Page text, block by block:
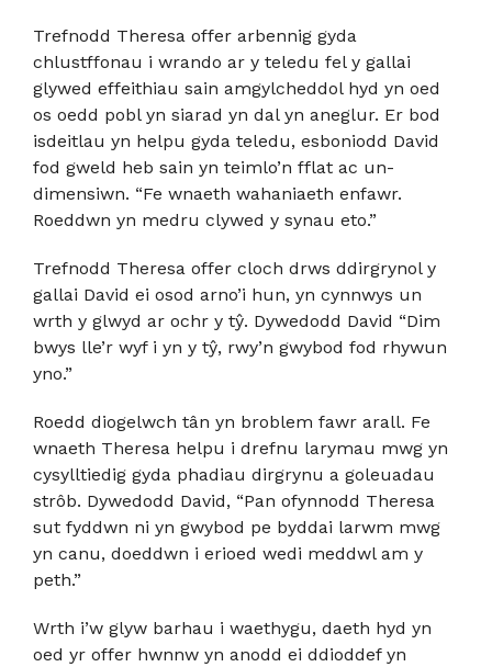
Trefnodd Theresa offer arbennig gyda
chlustffonau i wrando ar y teledu fel y gallai
glywed effeithiau sain amgylcheddol hyd yn oed
os oedd pobl yn siarad yn dal yn aneglur. Er bod
isdeitlau yn helpu gyda teledu, esboniodd David
fod gweld heb sain yn teimlo’n fflat ac un-
dimensiwn. “Fe wnaeth wahaniaeth enfawr.
Roeddwn yn medru clywed y synau eto.”
Trefnodd Theresa offer cloch drws ddirgrynol y
gallai David ei osod arno’i hun, yn cynnwys un
wrth y glwyd ar ochr y tŷ. Dywedodd David “Dim
bwys lle’r wyf i yn y tŷ, rwy’n gwybod fod rhywun
yno.”
Roedd diogelwch tân yn broblem fawr arall. Fe
wnaeth Theresa helpu i drefnu larymau mwg yn
cysylltiedig gyda phadiau dirgrynu a goleuadau
strôb. Dywedodd David, “Pan ofynnodd Theresa
sut fyddwn ni yn gwybod pe byddai larwm mwg
yn canu, doeddwn i erioed wedi meddwl am y
peth.”
Wrth i’w glyw barhau i waethygu, daeth hyd yn
oed yr offer hwnnw yn anodd ei ddioddef yn